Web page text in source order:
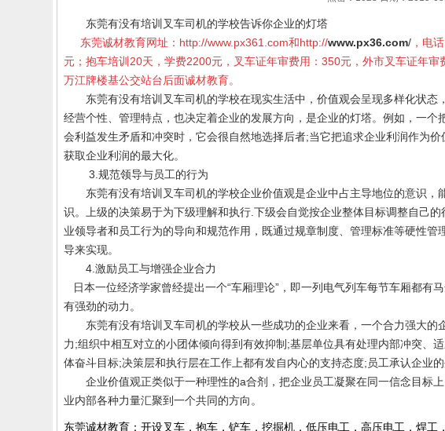
东莞有没有培训叉车司机的学校告诉你企业的灯塔
东莞诚材教育网址： http://www.px361.com和http://www.px36.com/ ，电
元；抱车培训20天，学费2200元，叉车证年审费用：350元，外市叉车证年
万江牌楼基公交站台后面诚材教育。
东莞有没有培训叉车司机的学校在现实生活中，价值观会呈现多样化状态
经营个性、管理特点，也决定着企业的发展方向，是企业的灯塔。例如，一
会利益发生矛盾和冲突时，它会很自然地选择后者;当它把追求企业利润作为
获取企业利润的最大化。
3. 规范领导与员工的行为
东莞有没有培训叉车司机的学校企业价值观是企业中占主导地位的意识，
识。上级的决策易于为下级理解和执行 下级会自觉按企业整体目标调整自己
业领导者和员工行为的导向和规范作用，既通过规章制度、管理标准等硬性管
导来实现。
4. 激励员工与增强企业合力
日本一位经济学家曾经提出一个“车厢理论”，即一列电气列车每节车厢都有
有强劲的动力。
东莞有没有培训叉车司机的学校从一些成功的企业来看，一个合力强大的
力;组织中相互对立的小团体倾向得到有效抑制 ;基层单位具有处理内部冲突、
体奋斗目标;决策层和执行层在工作上都有发自内心的支持态度;员工承认企业
企业价值观正类似于一种理性的a合剂，把企业员工凝聚在同一信念目标
业内部各种力量汇聚到一个共同的方向。
东莞诚材教育：开设叉车，抱车，铲车，挖掘机，低压电工，高压电工，焊工